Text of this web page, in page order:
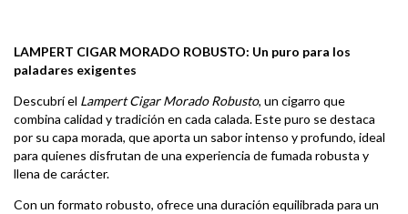
LAMPERT CIGAR MORADO ROBUSTO: Un puro para los
paladares exigentes
Descubrí el Lampert Cigar Morado Robusto, un cigarro que
combina calidad y tradición en cada calada. Este puro se destaca
por su capa morada, que aporta un sabor intenso y profundo, ideal
para quienes disfrutan de una experiencia de fumada robusta y
llena de carácter.
Con un formato robusto, ofrece una duración equilibrada para un